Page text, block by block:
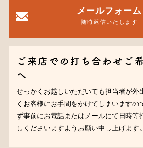
メールフォーム
随時返信いたします
ご来店での打ち合わせご
へ
せっかくお越しいただいても担当者が外
くお客様にお手間をかけてしまいますの
ず事前にお電話またはメールにて日時等
しくださいますようお願い申し上げます。